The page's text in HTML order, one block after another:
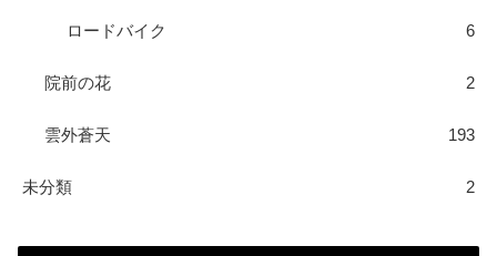
ロードバイク 6
院前の花 2
雲外蒼天 193
未分類 2